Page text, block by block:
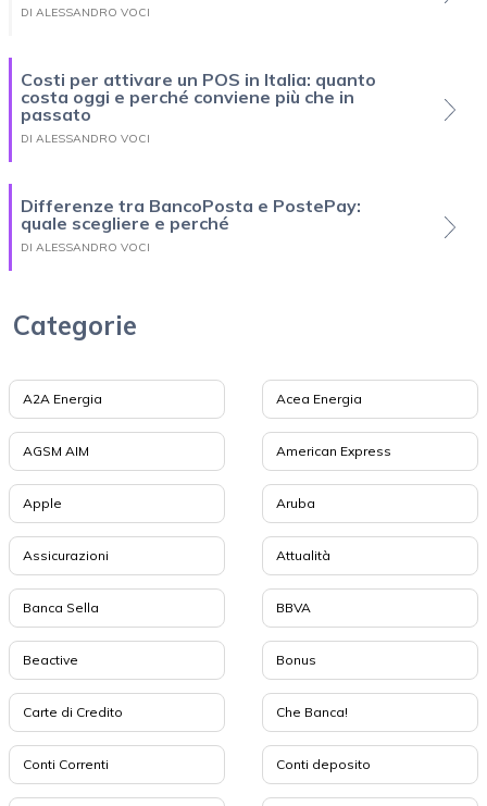
DI ALESSANDRO VOCI
Costi per attivare un POS in Italia: quanto
costa oggi e perché conviene più che in
passato
DI ALESSANDRO VOCI
Differenze tra BancoPosta e PostePay:
quale scegliere e perché
DI ALESSANDRO VOCI
Categorie
A2A Energia Acea Energia
AGSM AIM American Express
Apple Aruba
Assicurazioni Attualità
Banca Sella BBVA
Beactive Bonus
Carte di Credito Che Banca!
Conti Correnti Conti deposito